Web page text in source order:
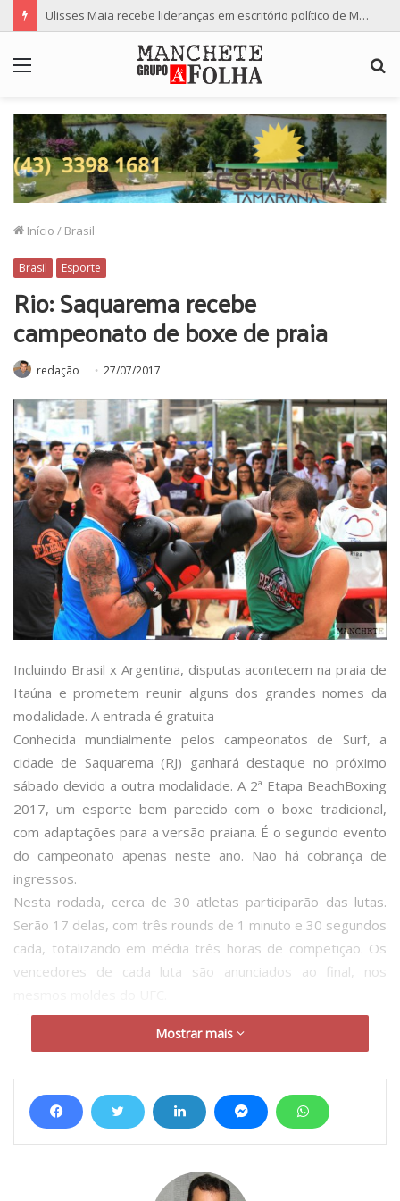
Ulisses Maia recebe lideranças em escritório político de Maringá e defende fortalecimento da representatividade regional na Alep
Início / Brasil
Brasil Esporte
Rio: Saquarema recebe
campeonato de boxe de praia
redação 27/07/2017
Incluindo Brasil x Argentina, disputas acontecem na praia de
Itaúna e prometem reunir alguns dos grandes nomes da
modalidade. A entrada é gratuita
Conhecida mundialmente pelos campeonatos de Surf, a
cidade de Saquarema (RJ) ganhará destaque no próximo
sábado devido a outra modalidade. A 2ª Etapa BeachBoxing
2017, um esporte bem parecido com o boxe tradicional,
com adaptações para a versão praiana. É o segundo evento
do campeonato apenas neste ano. Não há cobrança de
ingressos.
Nesta rodada, cerca de 30 atletas participarão das lutas.
Serão 17 delas, com três rounds de 1 minuto e 30 segundos
cada, totalizando em média três horas de competição. Os
vencedores de cada luta são anunciados ao final, nos
A luta mais esperada, talvez, seja a internacional. Nela, dois
Rodrigos se enfrentarão nas areias da Região dos Lagos. O
Edgar Branco e, na feminina, entre Diana Moraes e Vanessa
Borba têm atraído atenção pelo desempenho dos atletas.
Para Marcelo Santos, um dos fundadores e praticante da
Mostrar mais